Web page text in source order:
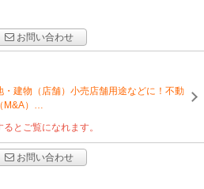
お問い合わせ
・建物（店舗）小売店舗用途などに！不動
M&A）…
とご覧になれます。
お問い合わせ